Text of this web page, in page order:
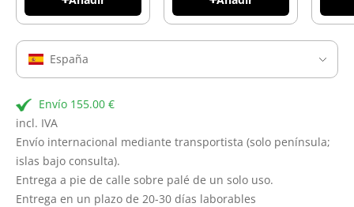
España
Envío 155.00 €
incl. IVA
Envío internacional mediante transportista (solo península;
islas bajo consulta).
Entrega a pie de calle sobre palé de un solo uso.
Entrega en un plazo de 20-30 días laborables